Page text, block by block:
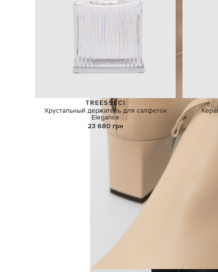
TREESSECI
Хрустальный держатель для салфеток
Elegance
23 680 грн